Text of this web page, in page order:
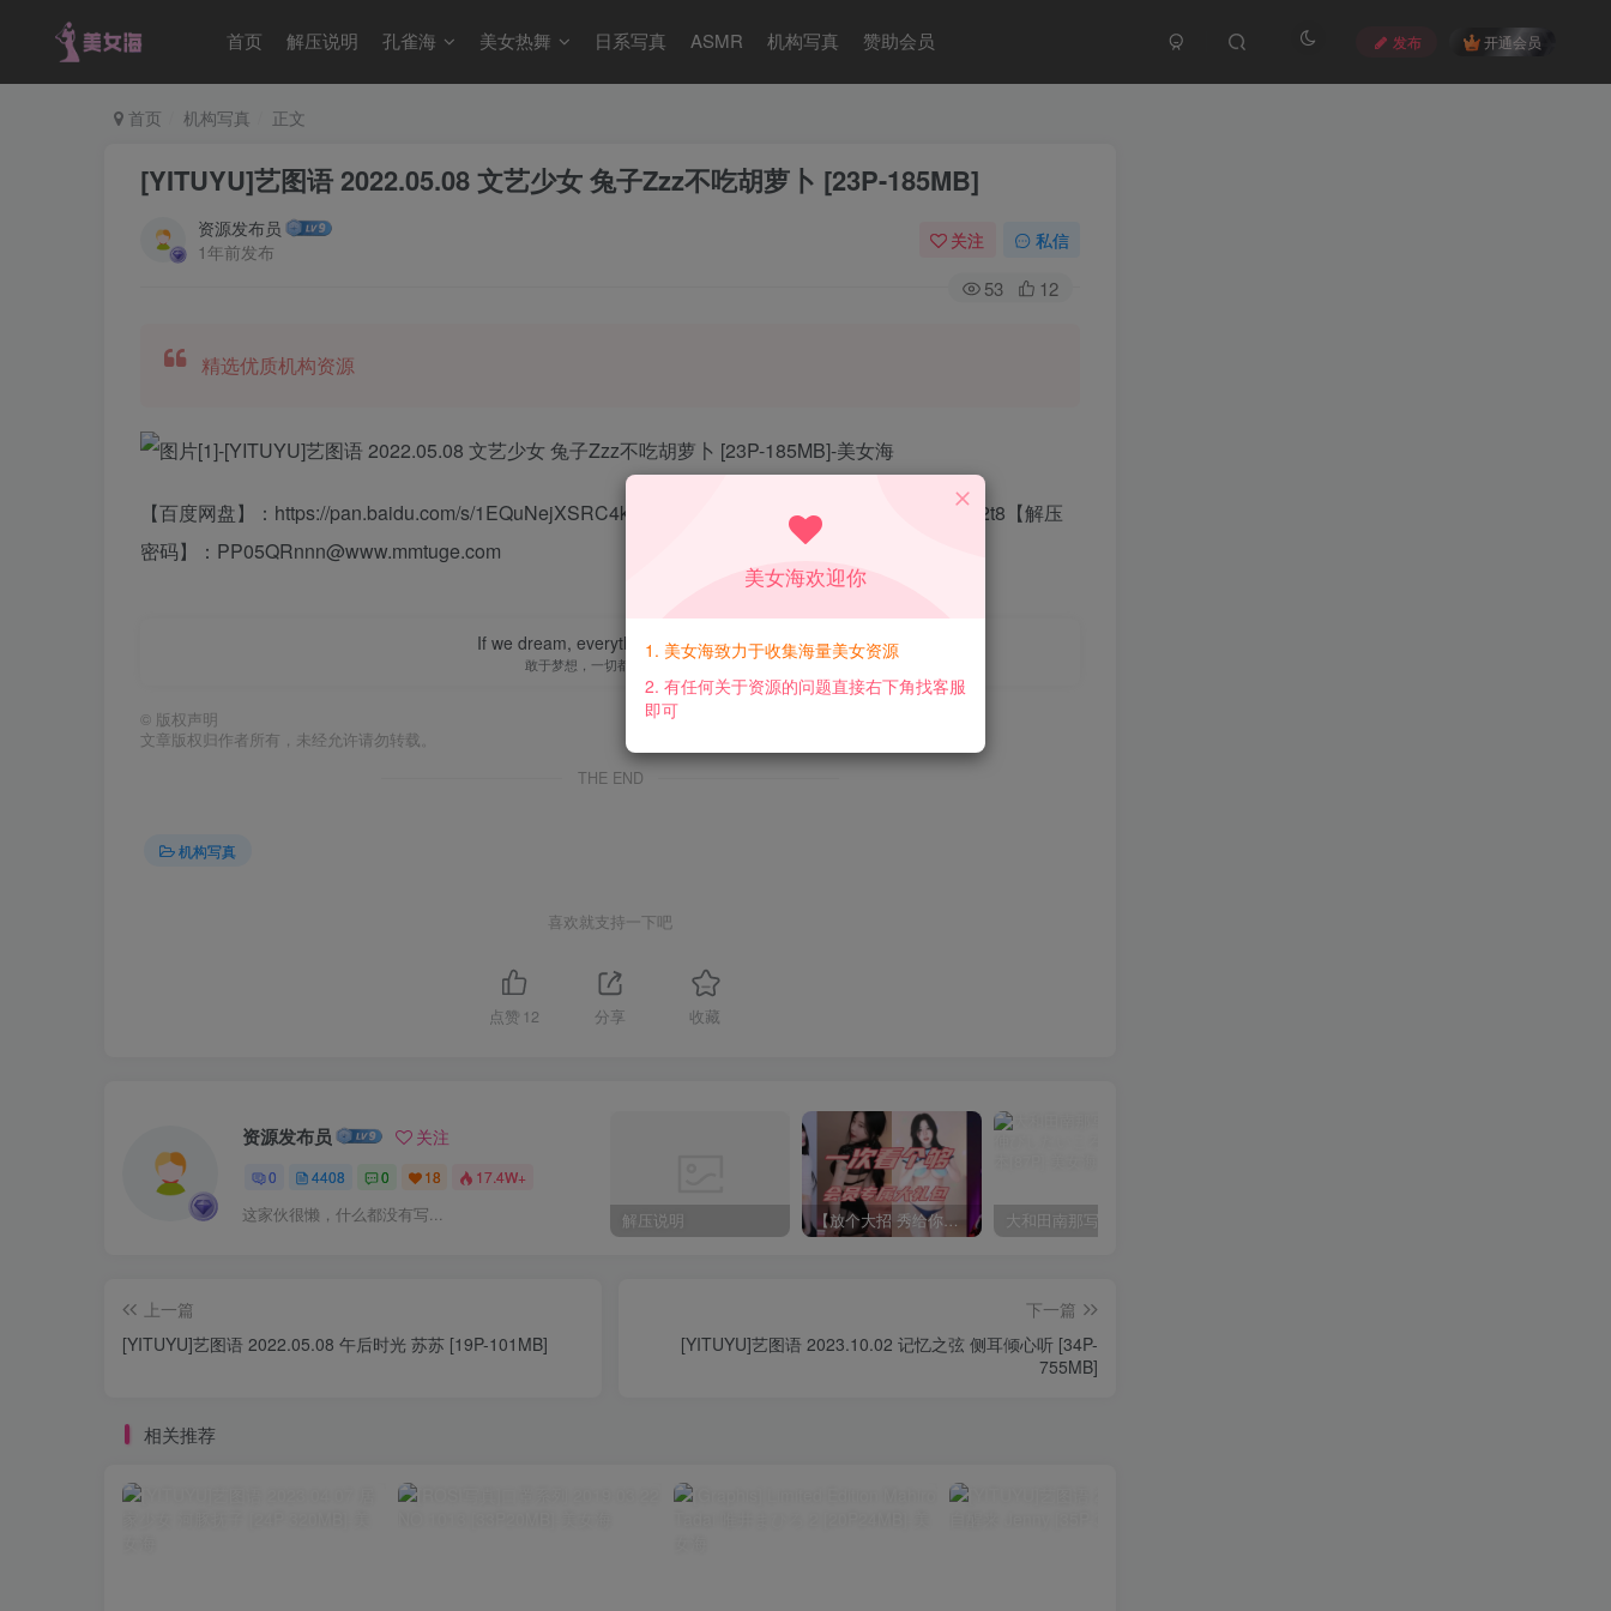
首页 解压说明 孔雀海 美女热舞 日系写真 ASMR 机构写真 赞助会员 发布 开通会员
首页 机构写真 正文
[YITUYU]艺图语 2022.05.08 文艺少女 兔子Zzz不吃胡萝卜 [23P-185MB]
资源发布员
1年前发布
关注 私信
53 12
精选优质机构资源
【百度网盘】：https://pan.baidu.com/s/1EQuNejXSRC4kkYWmM0Jnng?pwd=d2t8 【提取码】：d2t8【解压
密码】：PP05QRnnn@www.mmtuge.com
If we dream, everything is possible.
敢于梦想，一切都将成为可能
© 版权声明
文章版权归作者所有，未经允许请勿转载。
THE END
机构写真
喜欢就支持一下吧
点赞 12 分享 收藏
资源发布员 关注
0 4408 0 18 17.4W+
这家伙很懒，什么都没有写... 解压说明 【放个大招 秀给你】赞助VIP，全站无限制任意下载巨量福利资源打包！【VIP优惠中】
上一篇
[YITUYU]艺图语 2022.05.08 午后时光 苏苏 [19P-101MB]
下一篇
[YITUYU]艺图语 2023.10.02 记忆之弦 侧耳倾心听 [34P-
755MB]
相关推荐
美女海欢迎你
1. 美女海致力于收集海量美女资源
2. 有任何关于资源的问题直接右下角找客服
即可